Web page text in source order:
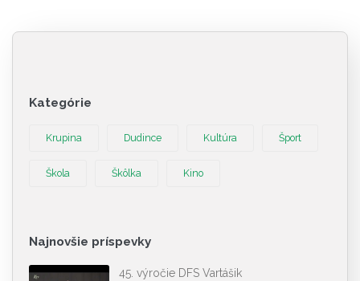
Kategórie
Krupina Dudince Kultúra Šport
Škola Škôlka Kino
Najnovšie príspevky
45. výročie DFS Vartášik